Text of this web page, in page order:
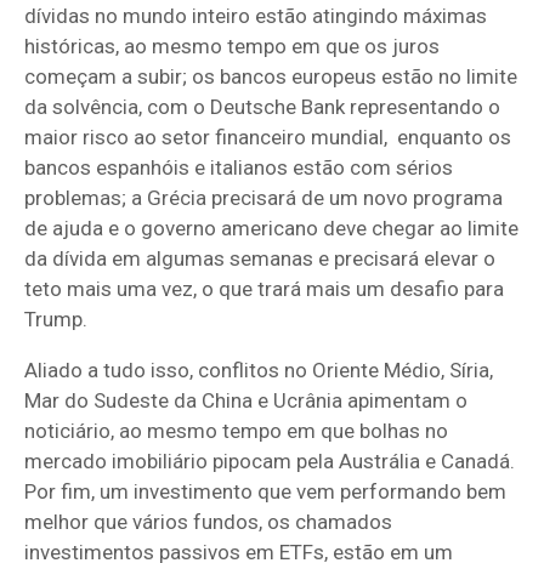
dívidas no mundo inteiro estão atingindo máximas
históricas, ao mesmo tempo em que os juros
começam a subir; os bancos europeus estão no limite
da solvência, com o Deutsche Bank representando o
maior risco ao setor financeiro mundial, enquanto os
bancos espanhóis e italianos estão com sérios
problemas; a Grécia precisará de um novo programa
de ajuda e o governo americano deve chegar ao limite
da dívida em algumas semanas e precisará elevar o
teto mais uma vez, o que trará mais um desafio para
Trump.
Aliado a tudo isso, conflitos no Oriente Médio, Síria,
Mar do Sudeste da China e Ucrânia apimentam o
noticiário, ao mesmo tempo em que bolhas no
mercado imobiliário pipocam pela Austrália e Canadá.
Por fim, um investimento que vem performando bem
melhor que vários fundos, os chamados
investimentos passivos em ETFs, estão em um